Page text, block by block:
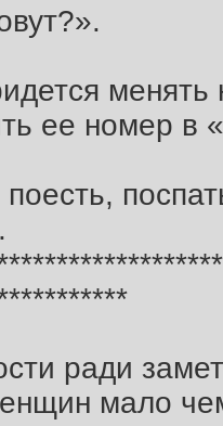
ее номер в
ради
мало